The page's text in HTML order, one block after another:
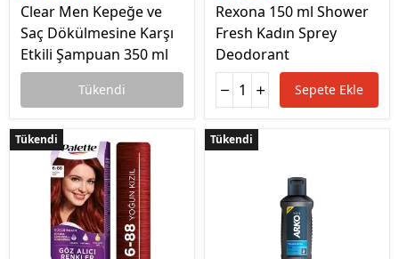
Clear Men Kepeğe ve
Saç Dökülmesine Karşı
Etkili Şampuan 350 ml
Tükendi
Rexona 150 ml Shower
Fresh Kadın Sprey
Deodorant
Sepete Ekle
Tükendi
Tükendi Tükendi
Tükendi